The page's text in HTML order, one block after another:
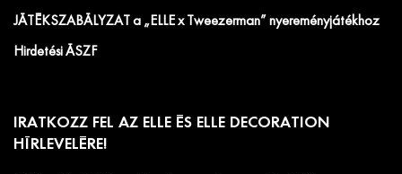
JÁTÉKSZABÁLYZAT a „ELLE x Tweezerman” nyereményjátékhoz
Hirdetési ÁSZF
IRATKOZZ FEL AZ ELLE ÉS ELLE DECORATION
HÍRLEVELÉRE!